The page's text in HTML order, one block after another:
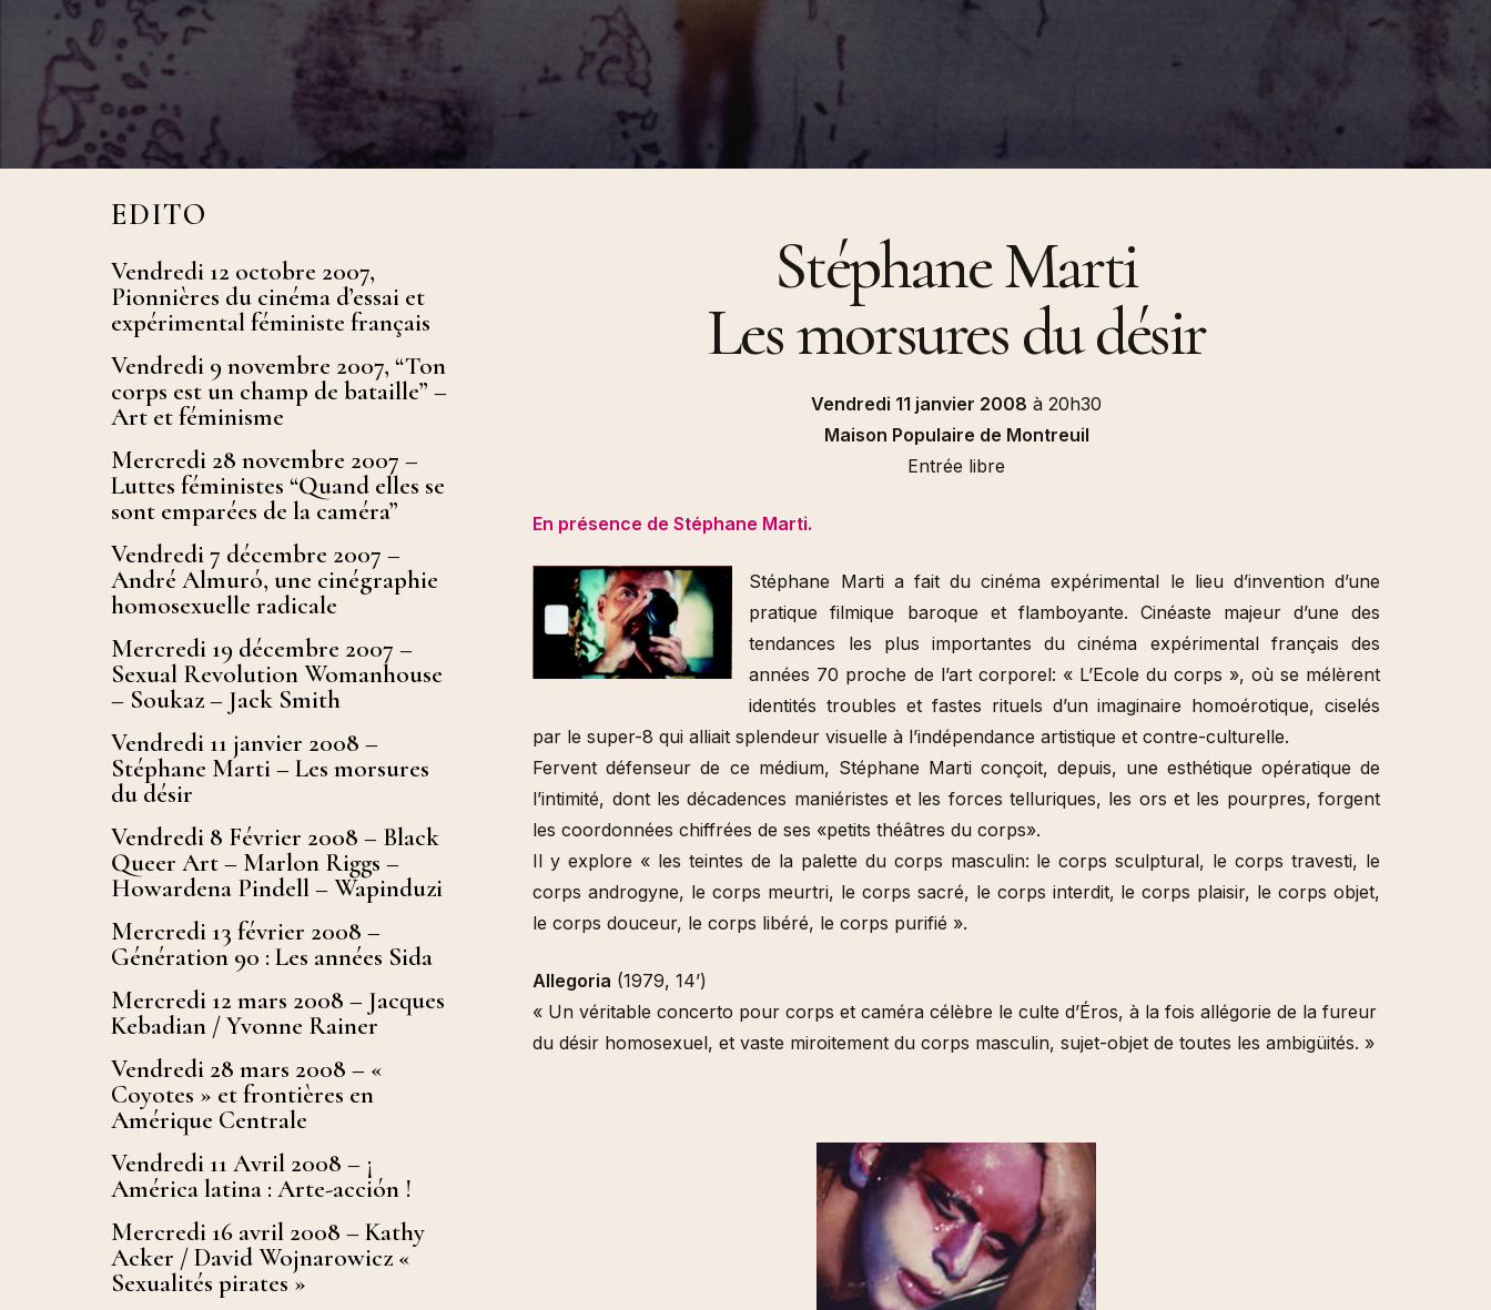
Gulbenkian & Les Laboratoires d’Aubervilliers
l’art (Multitudes, 2014)
Cinéma Queer (Revue
Multitudes n°35, 2008-2009)
Beaufils, Climène Perrin), Presses
Université de Vincennes, 2024
institutions de l’art. Bifurcations et
répétitions générales. in (dir.) Florian
Gaîté et Aline Caillet, Épistémologie
du contemporain, à paraître
Entretien In (dir.) Simona Dvorak et
Tadeo Kohan, « Actes de langage »,
Sebastien Gokälp, Marie Poinsot, Une
histoire de l’immigration en 100
objets. Catalogue du parcours
permanent du Musée de l’immigration,
Paris, éditions de La Martinière, 2024
Stéphane Marti
Les morsures du désir
Vendredi 11 janvier 2008 à 20h30
Maison Populaire de Montreuil
Entrée libre
En présence de Stéphane Marti.
Stéphane Marti a fait du cinéma expérimental le lieu d’invention d’une
pratique filmique baroque et flamboyante. Cinéaste majeur d’une des
tendances les plus importantes du cinéma expérimental français des
années 70 proche de l’art corporel: « L’Ecole du corps », où se mélèrent
identités troubles et fastes rituels d’un imaginaire homoérotique, ciselés
par le super-8 qui alliait splendeur visuelle à l’indépendance artistique et contre-culturelle.
Fervent défenseur de ce médium, Stéphane Marti conçoit, depuis, une esthétique opératique de
l’intimité, dont les décadences maniéristes et les forces telluriques, les ors et les pourpres, forgent
les coordonnées chiffrées de ses «petits théâtres du corps».
Il y explore « les teintes de la palette du corps masculin: le corps sculptural, le corps travesti, le
corps androgyne, le corps meurtri, le corps sacré, le corps interdit, le corps plaisir, le corps objet,
le corps douceur, le corps libéré, le corps purifié ».
Allegoria (1979, 14’)
« Un véritable concerto pour corps et caméra célèbre le culte d’Éros, à la fois allégorie de la fureur
du désir homosexuel, et vaste miroitement du corps masculin, sujet-objet de toutes les ambigüités. »
EDITO
Vendredi 12 octobre 2007,
Pionnières du cinéma d’essai et
expérimental féministe français
Vendredi 9 novembre 2007, “Ton
corps est un champ de bataille” –
Art et féminisme
Mercredi 28 novembre 2007 –
Luttes féministes “Quand elles se
sont emparées de la caméra”
Vendredi 7 décembre 2007 –
André Almuró, une cinégraphie
homosexuelle radicale
Mercredi 19 décembre 2007 –
Sexual Revolution Womanhouse
– Soukaz – Jack Smith
Vendredi 11 janvier 2008 –
Stéphane Marti – Les morsures
du désir
Vendredi 8 Février 2008 – Black
Queer Art – Marlon Riggs –
Howardena Pindell – Wapinduzi
Mercredi 13 février 2008 –
Génération 90 : Les années Sida
Mercredi 12 mars 2008 – Jacques
Kebadian / Yvonne Rainer
Vendredi 28 mars 2008 – «
Coyotes » et frontières en
Amérique Centrale
Vendredi 11 Avril 2008 – ¡
América latina : Arte-acción !
Mercredi 16 avril 2008 – Kathy
Acker / David Wojnarowicz «
Sexualités pirates »